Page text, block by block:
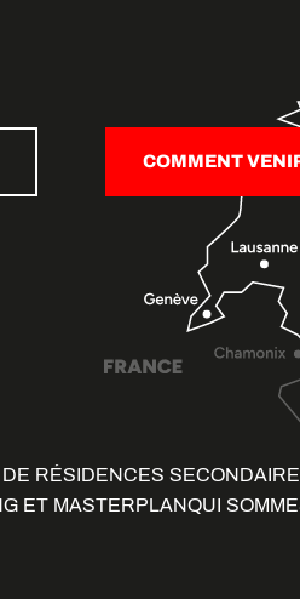
COMMENT
RÉSIDENCES
ET MASTERPLANQUI